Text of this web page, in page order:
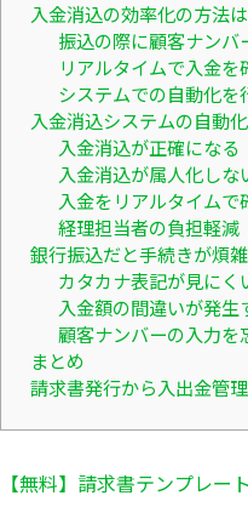
入金消込の効率化の方法
振込の際に顧客ナンバ
リアルタイムで入金を
システムでの自動化を
入金消込システムの自動
入金消込が正確になる
入金消込が属人化しな
入金をリアルタイムで
経理担当者の負担軽減
銀行振込だと手続きが煩
カタカナ表記が見にく
入金額の間違いが発生
顧客ナンバーの入力を
まとめ
請求書発行から入出金管
【無料】請求書テンプレー